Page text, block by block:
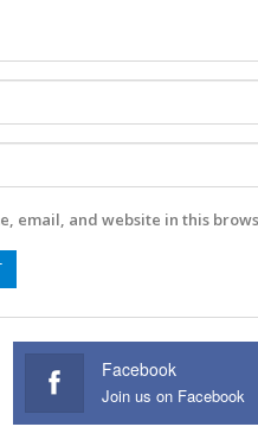
email, and website in this
Facebook
Join us on Facebook